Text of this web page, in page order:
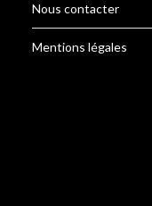
Nous contacter
Mentions légales